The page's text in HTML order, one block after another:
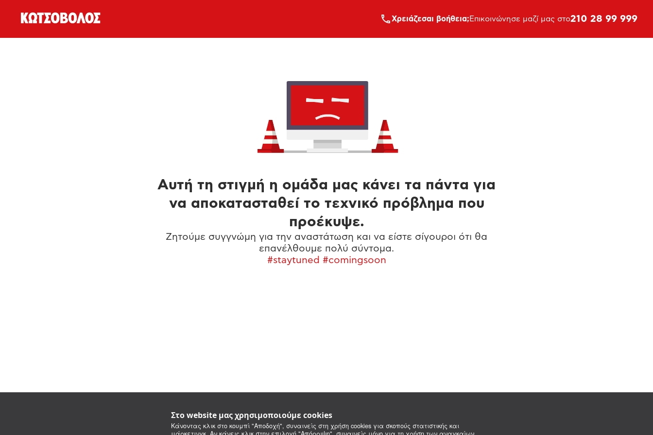
Στο website μας χρησιμοποιούμε cookies
Κάνοντας κλικ στο κουμπί "Αποδοχή", συναινείς στη χρήση cookies για σκοπούς στατιστικής και
Xρειάζεσαι βοήθεια; Επικοινώνησε μαζί μας στο210 28 99 999
Αυτή τη στιγμή η ομάδα μας κάνει τα πάντα για
να αποκατασταθεί το τεχνικό πρόβλημα που
προέκυψε.
Ζητούμε συγγνώμη για την αναστάτωση και να είστε σίγουροι ότι θα
επανέλθουμε πολύ σύντομα.
#staytuned #comingsoon